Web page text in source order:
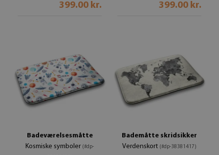
399.00 kr. 399.00 kr.
Badeværelsesmåtte
Kosmiske symboler (#dp-
Bademåtte skridsikker
Verdenskort (#dp-38381417)